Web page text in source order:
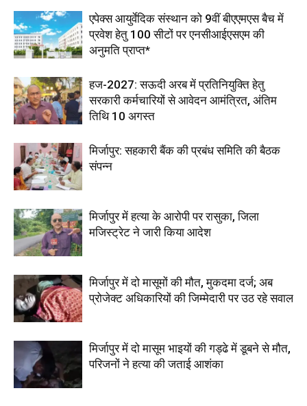
एपेक्स आयुर्वेदिक संस्थान को 9वीं बीएएमएस बैच में
प्रवेश हेतु 100 सीटों पर एनसीआईएसएम की
अनुमति प्राप्त*
हज-2027: सऊदी अरब में प्रतिनियुक्ति हेतु
सरकारी कर्मचारियों से आवेदन आमंत्रित, अंतिम
तिथि 10 अगस्त
मिर्जापुर: सहकारी बैंक की प्रबंध समिति की बैठक
संपन्न
मिर्जापुर में हत्या के आरोपी पर रासुका, जिला
मजिस्ट्रेट ने जारी किया आदेश
मिर्जापुर में दो मासूमों की मौत, मुकदमा दर्ज; अब
प्रोजेक्ट अधिकारियों की जिम्मेदारी पर उठ रहे सवाल
मिर्जापुर में दो मासूम भाइयों की गड्ढे में डूबने से मौत,
परिजनों ने हत्या की जताई आशंका